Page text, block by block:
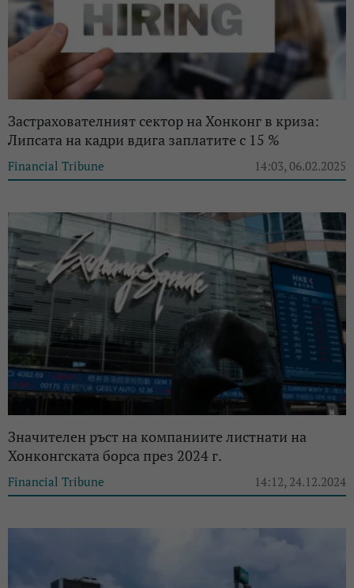
Застрахователният сектор на Хонконг в криза:
Липсата на кадри вдига заплатите с 15 %
Financial Tribune 14:03, 06.02.2025
Значителен ръст на компаниите листнати на
Хонконгската борса през 2024 г.
Financial Tribune 14:12, 24.12.2024